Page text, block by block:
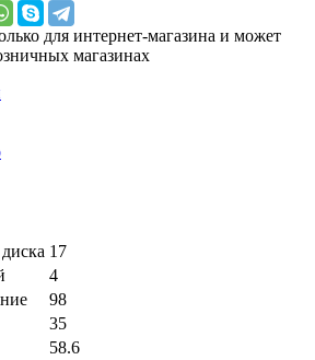
для интернет-магазина и может
магазинах
17
4
98
35
58.6